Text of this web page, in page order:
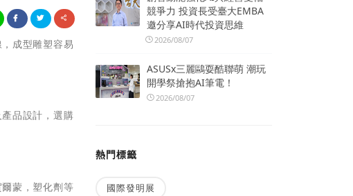
成型雕塑容易
品設計，選購
蒙，塑化劑等
競爭力 投資長受臺大EMBA
邀分享AI時代投資思維
2026/08/07
ASUSx三麗鷗耍酷聯萌 潮玩
開學祭搶抱AI筆電！
2026/08/07
熱門標籤
國際發明展